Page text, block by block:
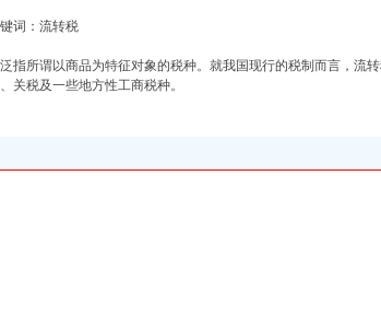
词：流转税
指所谓以商品为特征对象的税种。就我国现行的税制而言，流
关税及一些地方性工商税种。